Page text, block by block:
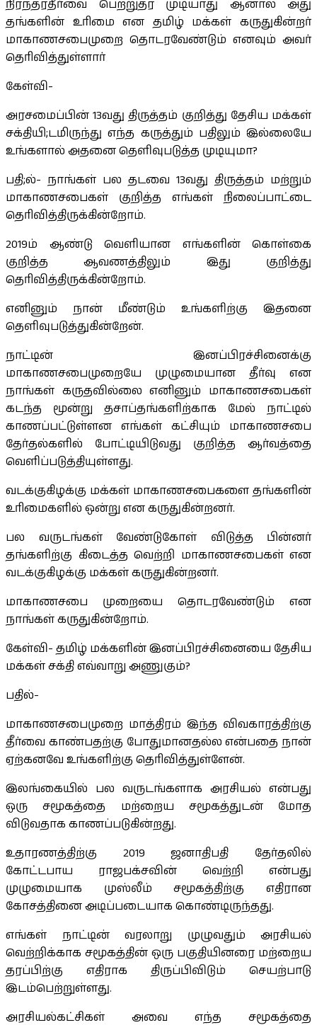
நிரந்தரதீர்வை பெற்றுதர முடியாது ஆனால் அது
தங்களின் உரிமை என தமிழ் மக்கள் கருதுகின்றர்
மாகாணசபைமுறை தொடரவேண்டும் எனவும் அவர்
தெரிவித்துள்ளார்
கேள்வி-
அரசமைப்பின் 13வது திருத்தம் குறித்து தேசிய மக்கள்
சக்தியி;டமிருந்து எந்த கருத்தும் பதிலும் இல்லையே
உங்களால் அதனை தெளிவுபடுத்த முடியுமா?
பதி;ல்- நாங்கள் பல தடவை 13வது திருத்தம் மற்றும்
மாகாணசபைகள் குறித்த எங்கள் நிலைப்பாட்டை
தெரிவித்திருக்கின்றோம்.
2019ம் ஆண்டு வெளியான எங்களின் கொள்கை
குறித்த ஆவணத்திலும் இது குறித்து
தெரிவித்திருக்கின்றோம்.
எனினும் நான் மீண்டும் உங்களிற்கு இதனை
தெளிவுபடுத்துகின்றேன்.
நாட்டின் இனப்பிரச்சினைக்கு
மாகாணசபைமுறையே முழுமையான தீர்வு என
நாங்கள் கருதவில்லை எனினும் மாகாணசபைகள்
கடந்த மூன்று தசாப்தங்களிற்காக மேல் நாட்டில்
காணப்பட்டுள்ளன எங்கள் கட்சியும் மாகாணசபை
தேர்தல்களில் போட்டியிடுவது குறித்த ஆர்வத்தை
வெளிப்படுத்தியுள்ளது.
வடக்குகிழக்கு மக்கள் மாகாணசபைகளை தங்களின்
உரிமைகளில் ஒன்று என கருதுகின்றனர்.
பல வருடங்கள் வேண்டுகோள் விடுத்த பின்னர்
தங்களிற்கு கிடைத்த வெற்றி மாகாணசபைகள் என
வடக்குகிழக்கு மக்கள் கருதுகின்றனர்.
மாகாணசபை முறையை தொடரவேண்டும் என
நாங்கள் கருதுகின்றோம்.
கேள்வி- தமிழ் மக்களின் இனப்பிரச்சினையை தேசிய
மக்கள் சக்தி எவ்வாறு அணுகும்?
பதில்-
மாகாணசபைமுறை மாத்திரம் இந்த விவகாரத்திற்கு
தீர்வை காண்பதற்கு போதுமானதல்ல என்பதை நான்
ஏற்கனவே உங்களிற்கு தெரிவித்துள்ளேன்.
இலங்கையில் பல வருடங்களாக அரசியல் என்பது
ஒரு சமூகத்தை மற்றைய சமூகத்துடன் மோத
விடுவதாக காணப்படுகின்றது.
உதாரணத்திற்கு 2019 ஜனாதிபதி தேர்தலில்
கோட்டபாய ராஜபக்சவின் வெற்றி என்பது
முழுமையாக முஸ்லீம் சமூகத்திற்கு எதிரான
கோசத்தினை அடிப்படையாக கொண்டிருந்தது.
எங்கள் நாட்டின் வரலாறு முழுவதும் அரசியல்
வெற்றிக்காக சமூகத்தின் ஒரு பகுதியினரை மற்றைய
தரப்பிற்கு எதிராக திருப்பிவிடும் செயற்பாடு
இடம்பெற்றுள்ளது.
அரசியல்கட்சிகள் அவை எந்த சமூகத்தை